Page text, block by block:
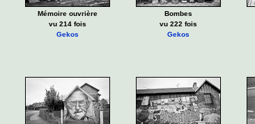
Mémoire ouvrière
vu 214 fois
Gekos
Bombes
vu 222 fois
Gekos